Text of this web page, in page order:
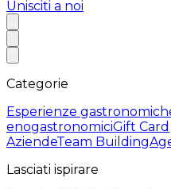
Unisciti a noi
Categorie
Esperienze
enogastronomiciGift Card
AziendeTeam Building
Lasciati ispirare